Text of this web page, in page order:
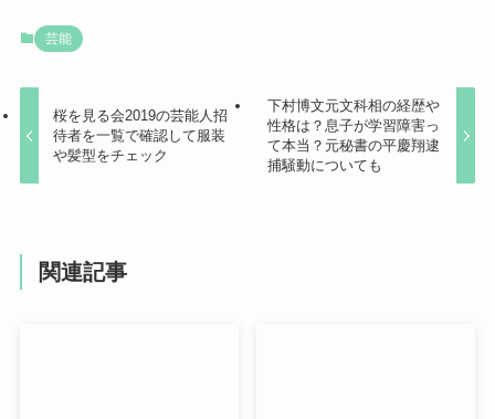
芸能
桜を見る会2019の芸能人招
待者を一覧で確認して服装
や髪型をチェック
下村博文元文科相の経歴や
性格は？息子が学習障害っ
て本当？元秘書の平慶翔逮
捕騒動についても
関連記事